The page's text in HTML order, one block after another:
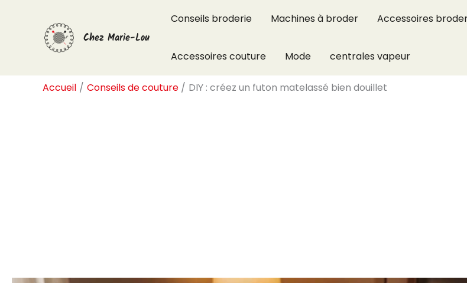
Chez Marie-Lou
Conseils broderie Machines à broder Accessoires
Accessoires couture Mode centrales vapeur
Accueil Conseils de couture DIY : créez un futon matelassé bien douillet